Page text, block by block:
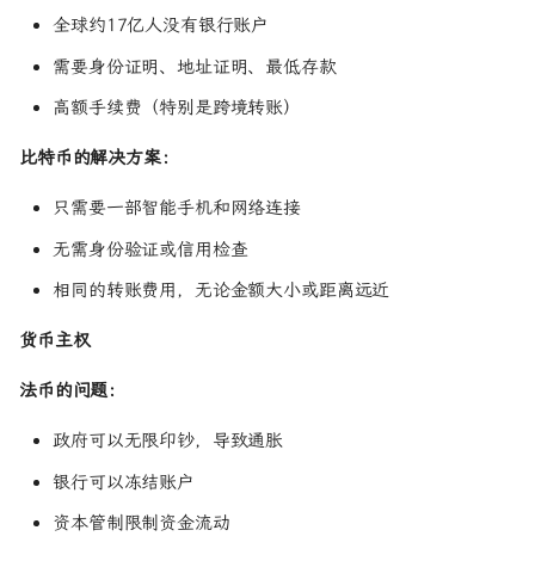
比特币的供应量：为什么是
减半机制详解
数学原理
经济影响
第 1 步：Alice 发起交易
第 6 步：矿工打包并计算
全球约17亿人没有银行账户
需要身份证明、地址证明、最低存款
高额手续费（特别是跨境转账）
比特币的解决方案：
只需要一部智能手机和网络连接
无需身份验证或信用检查
相同的转账费用，无论金额大小或距离远近
货币主权
法币的问题：
政府可以无限印钞，导致通胀
银行可以冻结账户
资本管制限制资金流动